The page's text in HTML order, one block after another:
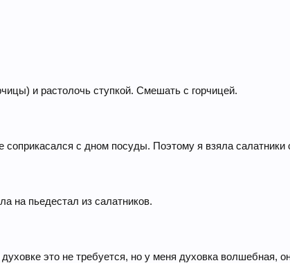
и растолочь ступкой. Смешать с горчицей.
с дном посуды. Поэтому я взяла салатники
на пьедестал из салатников.
это не требуется, но у меня духовка волшебная,